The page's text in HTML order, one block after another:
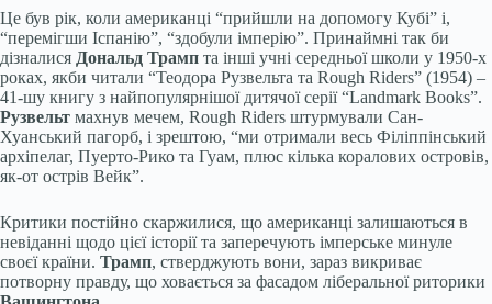
Це був рік, коли американці “прийшли на допомогу Кубі” і,
“перемігши Іспанію”, “здобули імперію”. Принаймні так би
дізналися Дональд Трамп та інші учні середньої школи у 1950-х
роках, якби читали “Теодора Рузвельта та Rough Riders” (1954) –
41-шу книгу з найпопулярнішої дитячої серії “Landmark Books”.
Рузвельт махнув мечем, Rough Riders штурмували Сан-
Хуанський пагорб, і зрештою, “ми отримали весь Філіппінський
архіпелаг, Пуерто-Рико та Гуам, плюс кілька коралових островів,
як-от острів Вейк”.
Критики постійно скаржилися, що американці залишаються в
невіданні щодо цієї історії та заперечують імперське минуле
своєї країни. Трамп, стверджують вони, зараз викриває
потворну правду, що ховається за фасадом ліберальної риторики